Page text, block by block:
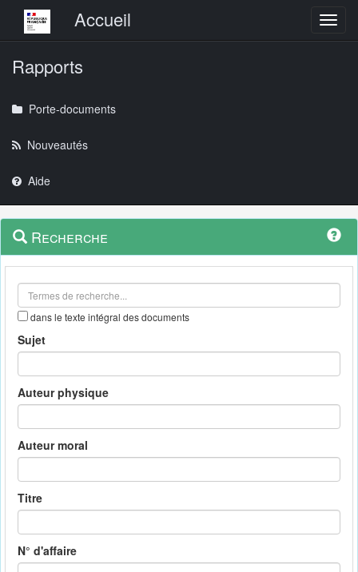
Menu principalAccueil
Rapports
Porte-documents
Nouveautés
Aide
Navigation
outils
Menu
contextuel
Recherche
dans le texte intégral des documents
Sujet
Auteur physique
Auteur moral
Titre
N° d'affaire